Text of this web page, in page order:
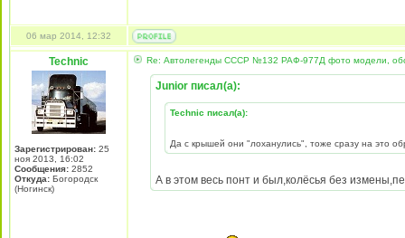
06 мар 2014, 12:32
Technic
Зарегистрирован: 25
ноя 2013, 16:02
Сообщения: 2852
Откуда: Богородск
(Ногинск)
Re: Автолегенды СССР №132 РАФ-977Д фото модели,
Junior писал(а):
Technic писал(а):
Да с крышей они "лоханулись", тоже сразу на это
А в этом весь понт и был,колёсья без